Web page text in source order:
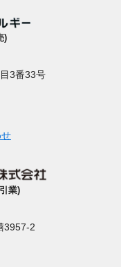
)
3番33号
業)
3957-2